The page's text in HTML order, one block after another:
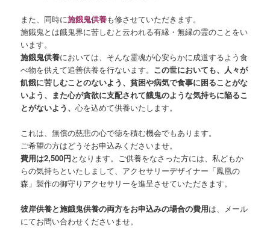
また、同時に施餓鬼供養も修させていただきます。
施餓鬼とは餓鬼界に苦しむと云われる有縁・無縁の霊のことをい
います。
施餓鬼供養においては、そんな霊魂が心安らかに成道するよう食
べ物を供えて追善供養を行ないます。 この世においても、人々が
飢餓に苦しむことのないよう、貧困や病気で食事に困ることがな
いよう、また心が貪欲に支配されて餓鬼のような気持ちに陥るこ
とがないよう、心を込めて供養いたします。
これは、無償の慈悲の心で徳を積む機会でもあります。
ご希望の方はどうそお申込みくださいませ。
費用は2,500円となります。ご供養をなさった方には、私どもか
らの気持ちといたしまして、アクセサリーデザイナー「鳳凰の
森」製作の御守りアクセサリーを進呈させていただきます。
彼岸供養と施餓鬼供養の両方をお申込みの場合の費用は、メール
にてお問い合わせくださいませ。